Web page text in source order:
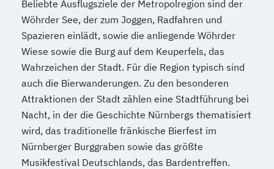
Beliebte Ausflugsziele der Metropolregion sind der
Wöhrder See, der zum Joggen, Radfahren und
Spazieren einlädt, sowie die anliegende Wöhrder
Wiese sowie die Burg auf dem Keuperfels, das
Wahrzeichen der Stadt. Für die Region typisch sind
auch die Bierwanderungen. Zu den besonderen
Attraktionen der Stadt zählen eine Stadtführung bei
Nacht, in der die Geschichte Nürnbergs thematisiert
wird, das traditionelle fränkische Bierfest im
Nürnberger Burggraben sowie das größte
Musikfestival Deutschlands, das Bardentreffen.